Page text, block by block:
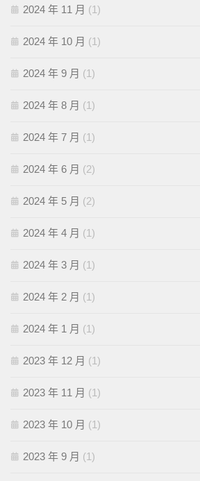
2024 年 11 月 (1)
2024 年 10 月 (1)
2024 年 9 月 (1)
2024 年 8 月 (1)
2024 年 7 月 (1)
2024 年 6 月 (2)
2024 年 5 月 (2)
2024 年 4 月 (1)
2024 年 3 月 (1)
2024 年 2 月 (1)
2024 年 1 月 (1)
2023 年 12 月 (1)
2023 年 11 月 (1)
2023 年 10 月 (1)
2023 年 9 月 (1)